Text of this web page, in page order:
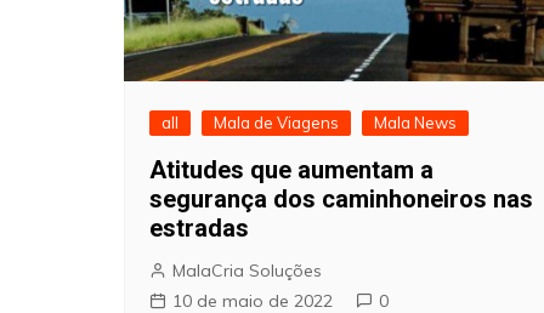
all Mala de Viagens Mala News
Atitudes que aumentam a
segurança dos caminhoneiros nas
estradas
MalaCria Soluções
10 de maio de 2022
0